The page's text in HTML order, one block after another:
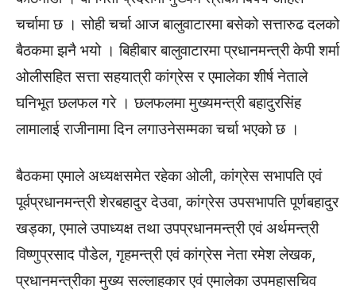
चर्चामा छ । सोही चर्चा आज बालुवाटारमा बसेको सत्तारुढ दलको
बैठकमा झनै भयो । बिहीबार बालुवाटारमा प्रधानमन्त्री केपी शर्मा
ओलीसहित सत्ता सहयात्री कांग्रेस र एमालेका शीर्ष नेताले
घनिभूत छलफल गरे । छलफलमा मुख्यमन्त्री बहादुरसिंह
लामालाई राजीनामा दिन लगाउनेसम्मका चर्चा भएको छ ।
बैठकमा एमाले अध्यक्षसमेत रहेका ओली, कांग्रेस सभापति एवं
पूर्वप्रधानमन्त्री शेरबहादुर देउवा, कांग्रेस उपसभापति पूर्णबहादुर
खड्का, एमाले उपाध्यक्ष तथा उपप्रधानमन्त्री एवं अर्थमन्त्री
विष्णुप्रसाद पौडेल, गृहमन्त्री एवं कांग्रेस नेता रमेश लेखक,
प्रधानमन्त्रीका मुख्य सल्लाहकार एवं एमालेका उपमहासचिव